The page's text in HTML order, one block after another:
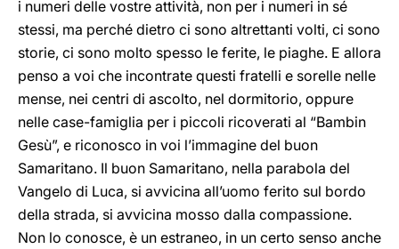
i numeri delle vostre attività, non per i numeri in sé
stessi, ma perché dietro ci sono altrettanti volti, ci sono
storie, ci sono molto spesso le ferite, le piaghe. E allora
penso a voi che incontrate questi fratelli e sorelle nelle
mense, nei centri di ascolto, nel dormitorio, oppure
nelle case-famiglia per i piccoli ricoverati al “Bambin
Gesù”, e riconosco in voi l’immagine del buon
Samaritano. Il buon Samaritano, nella parabola del
Vangelo di Luca, si avvicina all’uomo ferito sul bordo
della strada, si avvicina mosso dalla compassione.
Non lo conosce, è un estraneo, in un certo senso anche